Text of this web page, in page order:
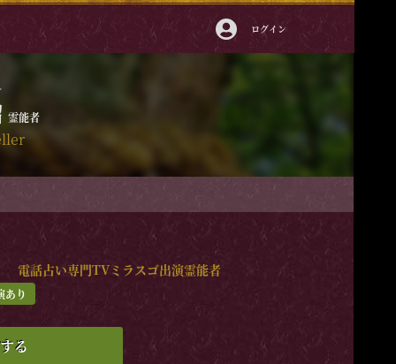
ログイン
霊能者
電話占い専門TVミラスゴ出演霊能者
あり
る